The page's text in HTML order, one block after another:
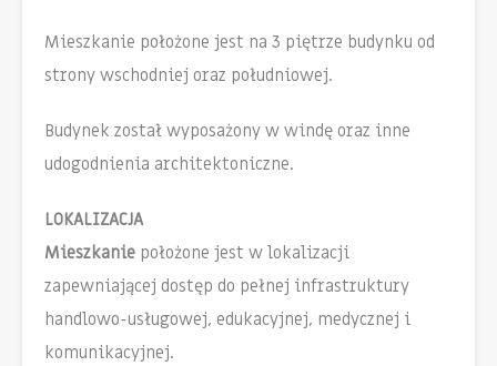
Mieszkanie położone jest na 3 piętrze budynku od
strony wschodniej oraz południowej.
Budynek został wyposażony w windę oraz inne
udogodnienia architektoniczne.
LOKALIZACJA
Mieszkanie położone jest w lokalizacji
zapewniającej dostęp do pełnej infrastruktury
handlowo-usługowej, edukacyjnej, medycznej i
komunikacyjnej.